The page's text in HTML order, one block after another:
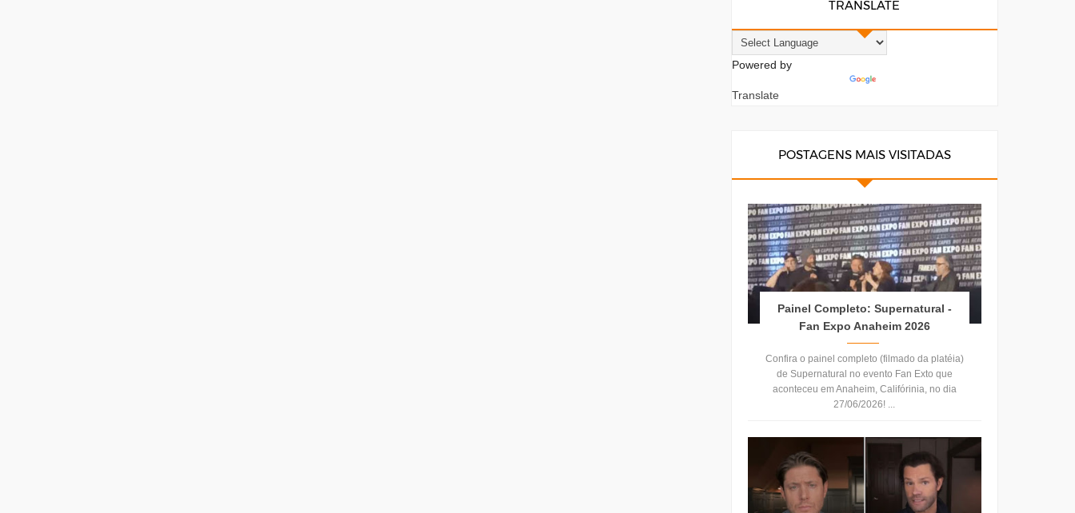
TRANSLATE
Powered by
Translate
POSTAGENS MAIS VISITADAS
Painel Completo: Supernatural -
Fan Expo Anaheim 2026
Confira o painel completo (filmado da platéia)
de Supernatural no evento Fan Exto que
aconteceu em Anaheim, Califórinia, no dia
27/06/2026! ...